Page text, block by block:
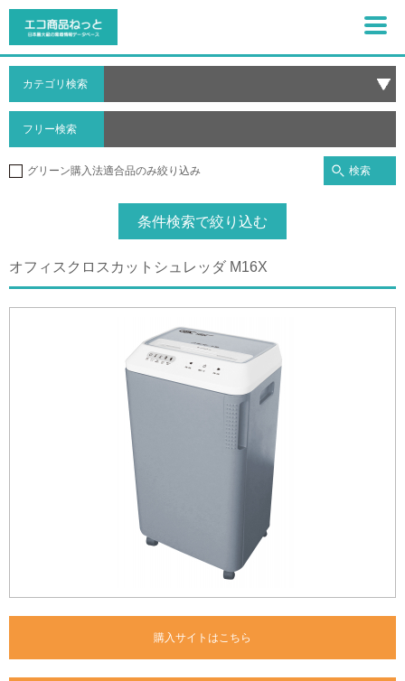
カテゴリ検索
フリー検索
グリーン購入法適合品のみ絞り込み 検索
条件検索で絞り込む
オフィスクロスカットシュレッダ M16X
購入サイトはこちら